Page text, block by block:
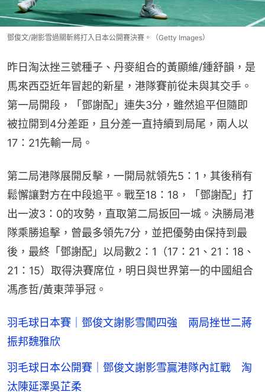
鄧俊文/謝影雪過關斬將打入日本公開賽決賽。（Getty Images）
昨日淘汰挫三號種子、丹麥組合的黃顯維/鍾舒韻，是
馬來西亞近年冒起的新星，港隊賽前從未與其交手。
第一局開段，「鄧謝配」連失3分，雖然追平但隨即
被拉開到4分差距，且分差一直持續到局尾，兩人以
17：21先輸一局。
第二局港隊展開反擊，一開局就領先5：1，其後稍有
鬆懈讓對方在中段追平。戰至18：18，「鄧謝配」打
出一波3：0的攻勢，直取第二局扳回一城。決勝局港
隊乘勝追擊，曾最多領先7分，並把優勢由保持到最
後，最終「鄧謝配」以局數2：1（17：21、21：18、
21：15）取得決賽席位，明日與世界第一的中國組合
馮彥哲/黃東萍爭冠。
羽毛球日本賽｜鄧俊文謝影雪闖四強 兩局挫世二蔣
振邦魏雅欣
羽毛球日本公開賽｜鄧俊文謝影雪贏港隊內訌戰 淘
汰陳延澤吳芷柔